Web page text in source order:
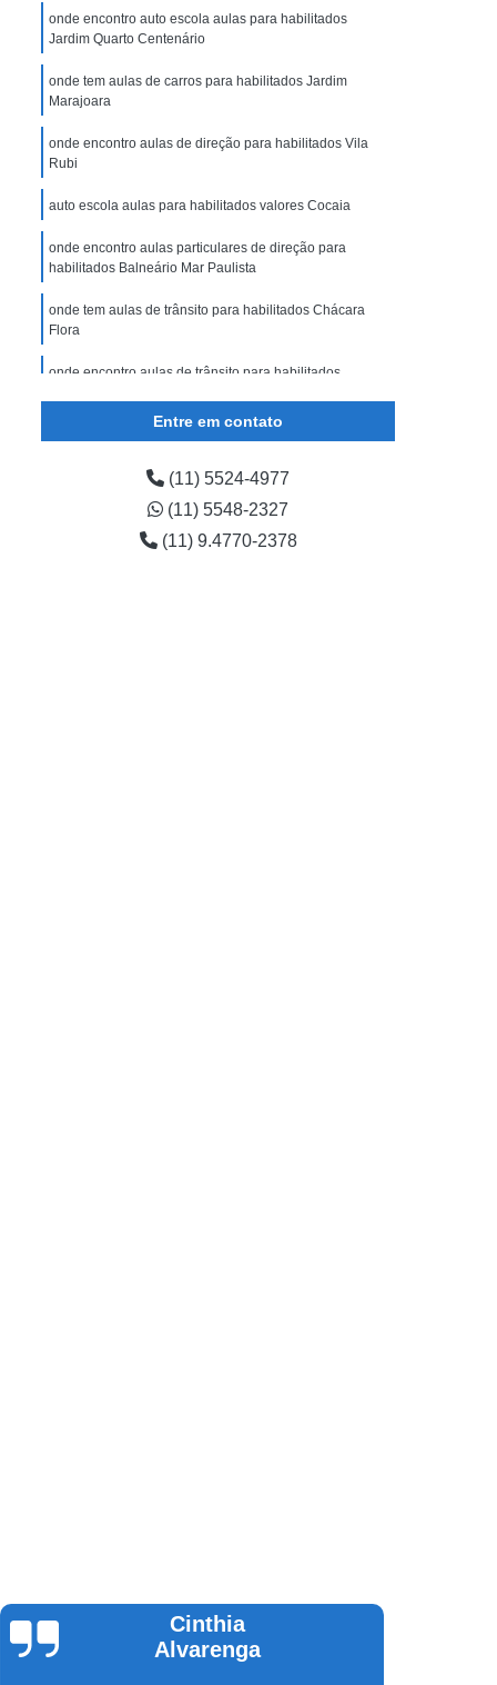
a
Primeira Habilitação Auto Escola
Habilitação Carro e Moto
Primeira Habilitação de Moto
onde encontro auto escola aulas para habilitados
Jardim Quarto Centenário
onde tem aulas de carros para habilitados Jardim
Marajoara
onde encontro aulas de direção para habilitados Vila
Rubi
auto escola aulas para habilitados valores Cocaia
onde encontro aulas particulares de direção para
habilitados Balneário Mar Paulista
onde tem aulas de trânsito para habilitados Chácara
Flora
onde encontro aulas de trânsito para habilitados
Entre em contato
(11) 5524-4977
(11) 5548-2327
(11) 9.4770-2378
Guilherme
Andrade